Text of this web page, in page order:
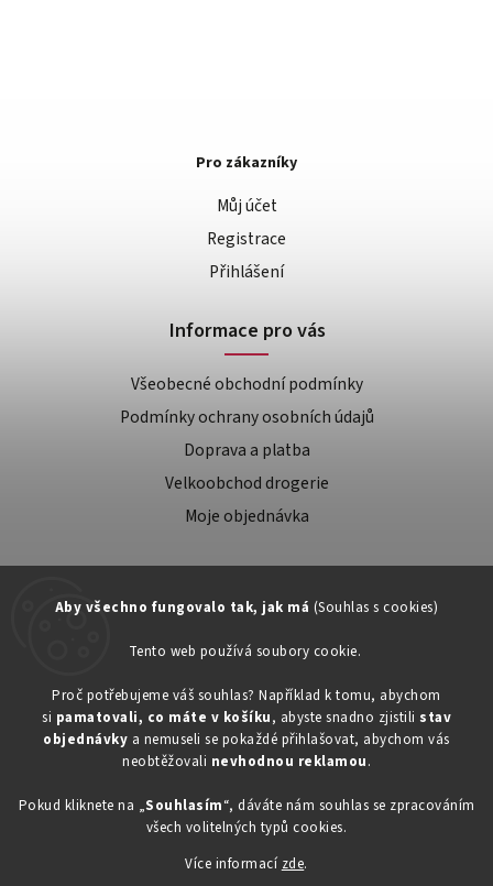
Aby všechno fungovalo tak, jak má (Souhlas s cookies)
Tento web používá soubory cookie.
Proč potřebujeme váš souhlas? Například k tomu, abychom
si pamatovali, co máte v košíku, abyste snadno zjistili stav
objednávky a nemuseli se pokaždé přihlašovat, abychom vás
neobtěžovali nevhodnou reklamou.
Pokud kliknete na „Souhlasím“, dáváte nám souhlas se zpracováním
všech volitelných typů cookies.
Více informací zde.
734603917
eshop@toner-rl.cz
Pro zákazníky
Můj účet
Registrace
Přihlášení
Informace pro vás
Všeobecné obchodní podmínky
Podmínky ochrany osobních údajů
Doprava a platba
Velkoobchod drogerie
Moje objednávka
Copyright 2026Drogerka24.cz. Všechna práva vyhrazena.